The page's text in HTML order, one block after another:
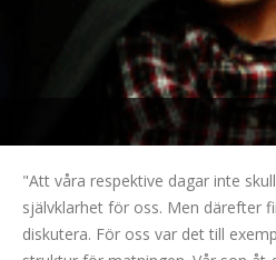
"Att våra respektive dagar inte
självklarhet för oss. Men därefter
diskutera. För oss var det till